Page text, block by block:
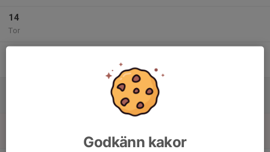
14
Tor
Kastgrupp: träning (kula/diskus)
Godkänn kakor